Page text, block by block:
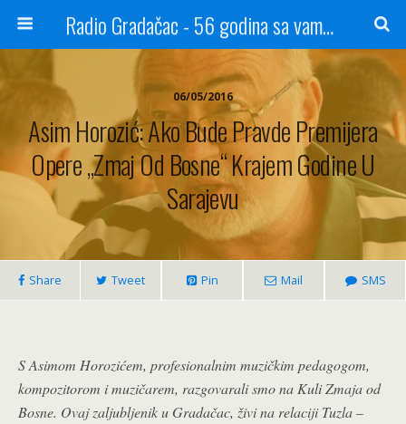
Radio Gradačac - 56 godina sa vama...
06/05/2016
Asim Horozić: Ako Bude Pravde Premijera
Opere „Zmaj Od Bosne“ Krajem Godine U
Sarajevu
Share Tweet Pin Mail SMS
S Asimom Horozićem, profesionalnim muzičkim pedagogom,
kompozitorom i muzičarem, razgovarali smo na Kuli Zmaja od
Bosne. Ovaj zaljubljenik u Gradačac, živi na relaciji Tuzla –